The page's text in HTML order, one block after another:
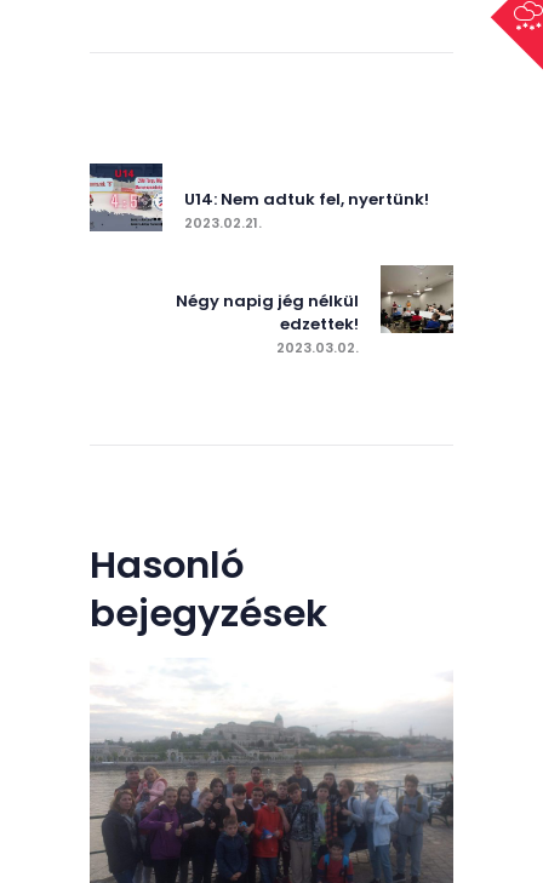
Bejegyzés
navigáció
U14: Nem adtuk fel, nyertünk!
2023.02.21.
Négy napig jég nélkül
edzettek!
2023.03.02.
Hasonló
bejegyzések